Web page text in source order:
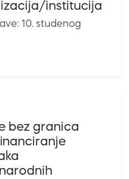
institucija
10. studenog
bez granica